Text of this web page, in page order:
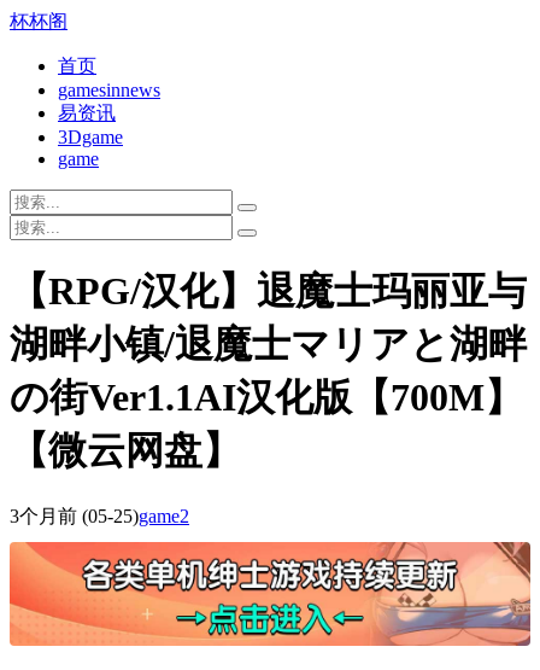
杯杯阁
首页
gamesinnews
易资讯
3Dgame
game
【RPG/汉化】退魔士玛丽亚与
湖畔小镇/退魔士マリアと湖畔
の街Ver1.1AI汉化版【700M】
【微云网盘】
3个月前 (05-25)game2